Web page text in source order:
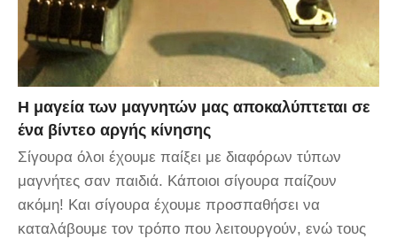
Η μαγεία των μαγνητών μας αποκαλύπτεται σε
ένα βίντεο αργής κίνησης
Σίγουρα όλοι έχουμε παίξει με διαφόρων τύπων
μαγνήτες σαν παιδιά. Κάποιοι σίγουρα παίζουν
ακόμη! Και σίγουρα έχουμε προσπαθήσει να
καταλάβουμε τον τρόπο που λειτουργούν, ενώ τους